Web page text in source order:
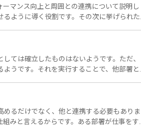
マンス向上と周囲との連携について説明し
ように導く役割です。その次に挙げられた
ては確立したものはないようです。ただ、
うです。それを実行することで、他部署と
るだけでなく、他と連携する必要もありま
みと言えるからです。ある部署が仕事をす